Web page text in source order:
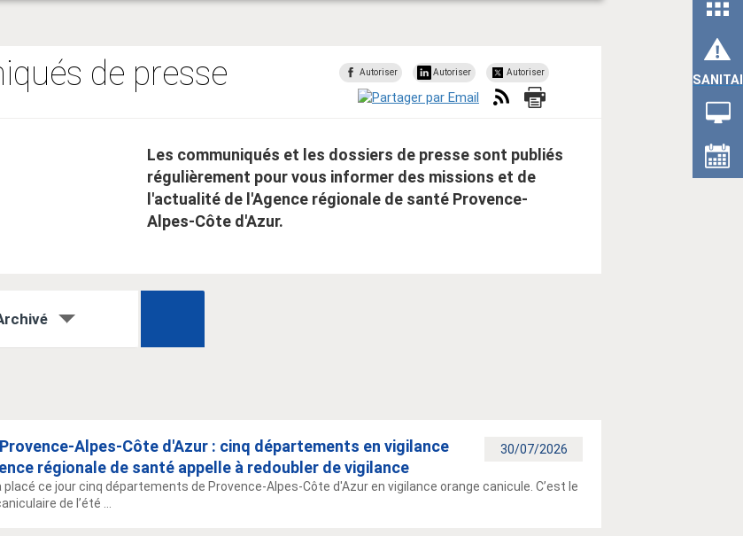
de presse Autoriser Autoriser Autoriser
Les communiqués et les dossiers de presse sont publiés
régulièrement pour vous informer des missions et de
l'actualité de l'Agence régionale de santé Provence-
Alpes-Côte d'Azur.
30/07/2026
Alpes-Côte d'Azur : cinq départements en vigilance
régionale de santé appelle à redoubler de vigilance
placé ce jour cinq départements de Provence-Alpes-Côte d'Azur en vigilance orange canicule. C’est le
de l’été ...